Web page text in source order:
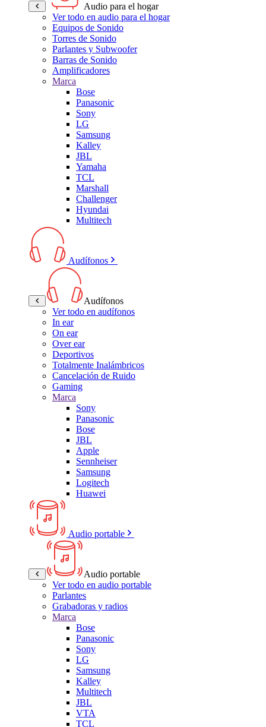
Audio para el hogar
Ver todo en audio para el hogar
Equipos de Sonido
Torres de Sonido
Parlantes y Subwoofer
Barras de Sonido
Amplificadores
Marca
Bose
Panasonic
Sony
LG
Samsung
Kalley
JBL
Yamaha
TCL
Marshall
Challenger
Hyundai
Multitech
Audífonos
Audífonos
Ver todo en audífonos
In ear
On ear
Over ear
Deportivos
Totalmente Inalámbricos
Cancelación de Ruido
Gaming
Marca
Sony
Panasonic
Bose
JBL
Apple
Sennheiser
Samsung
Logitech
Huawei
Audio portable
Audio portable
Ver todo en audio portable
Parlantes
Grabadoras y radios
Marca
Bose
Panasonic
Sony
LG
Samsung
Kalley
Multitech
JBL
VTA
TCL